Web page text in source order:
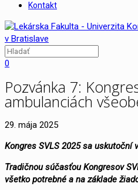
Kontakt
0
Pozvánka 7:
ambulanciách
29. mája 2025
Kongres SVLS 2025 sa uskutoční
Tradičnou súčasťou Kongresov
všetko potrebné a na základe